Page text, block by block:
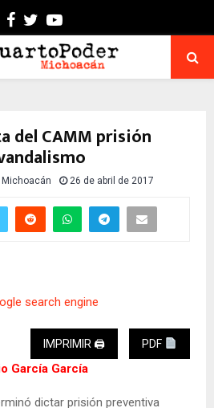
Facebook
TwitterYoutube
del CAMM prisión
Michoacán 26 de abril de 2017
IMPRIMIR 🖨 PDF
García García
dictar prisión preventiva